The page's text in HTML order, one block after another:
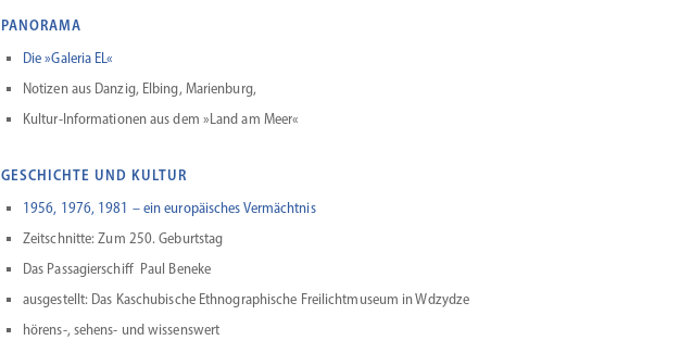
PANORAMA
Die »Galeria EL«
Notizen aus Danzig, Elbing, Marienburg,
Kultur-Informationen aus dem »Land am Meer«
GESCHICHTE UND KULTUR
1956, 1976, 1981 – ein europäi­sches Vermächtnis
Zeitschnitte: Zum 250. Geburtstag
Das Passa­gier­schiff Paul Beneke
ausge­stellt: Das Kaschu­bische Ethno­gra­phische Freilicht­museum in Wdzydze
hörens‑, sehens- und wissenswert